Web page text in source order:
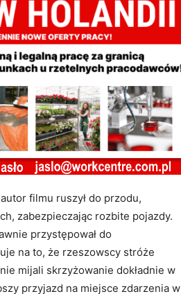
filmu ruszył do przodu,
zabezpieczając rozbite pojazdy.
przystępował do
na to, że rzeszowscy stróże
mijali skrzyżowanie dokładnie w
przyjazd na miejsce zdarzenia w